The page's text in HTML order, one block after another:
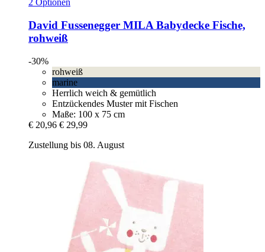
2 Optionen
David Fussenegger MILA Babydecke Fische,
rohweiß
-30%
rohweiß
marine
Herrlich weich & gemütlich
Entzückendes Muster mit Fischen
Maße: 100 x 75 cm
€ 20,96 € 29,99
Zustellung bis 08. August